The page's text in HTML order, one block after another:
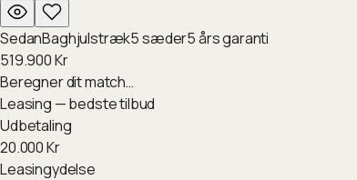
SedanBaghjulstræk5sæder5års garanti
519.900Kr
Beregner dit match…
Leasing — bedste tilbud
Udbetaling
20.000Kr
Leasingydelse